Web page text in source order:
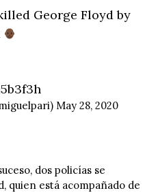
George Floyd by
May 28, 2020
dos policías se
quien está acompañado de